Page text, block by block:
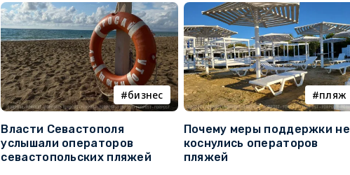
бизнес
Власти Севастополя
услышали операторов
севастопольских пляжей
пляж
Почему меры поддержки не
коснулись операторов
пляжей